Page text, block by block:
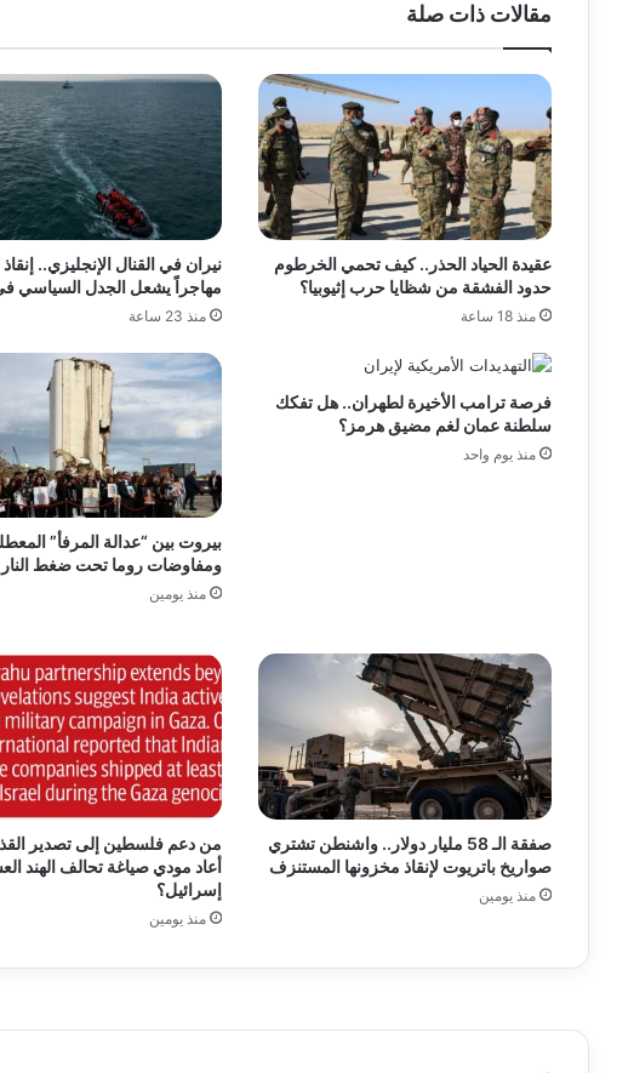
مقالات ذات صلة
عقيدة الحياد الحذر.. كيف تحمي الخرطوم
حدود الفشقة من شظايا حرب إثيوبيا؟
منذ 18 ساعة
مهاجراً يشعل الجدل السياسي في
منذ 23 ساعة
فرصة ترامب الأخيرة لطهران.. هل تفكك
سلطنة عمان لغم مضيق هرمز؟
منذ يوم واحد
بيروت بين “عدالة المرفأ”
ومفاوضات روما تحت ضغط النار
منذ يومين
صفقة الـ 58 مليار دولار.. واشنطن تشتري
صواريخ باتريوت لإنقاذ مخزونها المستنزف
منذ يومين
من دعم فلسطين إلى تصدير
أعاد مودي صياغة تحالف الهند
إسرائيل؟
منذ يومين